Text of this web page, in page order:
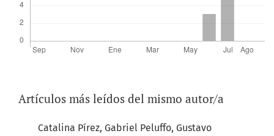
Artículos más leídos del mismo autor/a
Catalina Pírez, Gabriel Peluffo, Gustavo